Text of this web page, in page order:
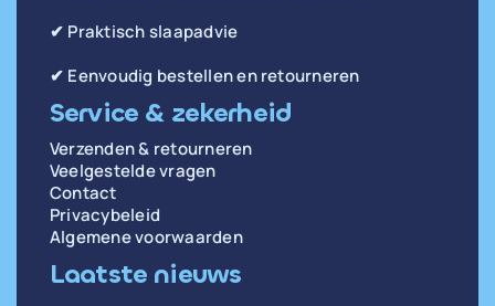
✔ Praktisch slaapadvie
✔ Eenvoudig bestellen en retourneren
Service & zekerheid
Verzenden & retourneren
Veelgestelde vragen
Contact
Privacybeleid
Algemene voorwaarden
Laatste nieuws